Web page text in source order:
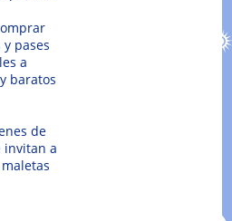
pases
a
baratos
de
invitan a